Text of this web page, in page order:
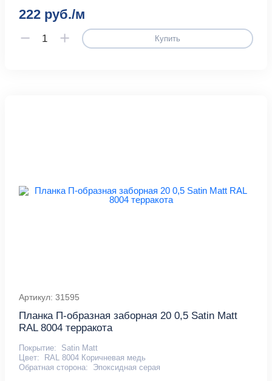
222 руб./м
Купить
Артикул: 31595
Планка П-образная заборная 20 0,5 Satin Мatt
RAL 8004 терракота
Покрытие:
Satin Matt
Цвет:
RAL 8004 Коричневая медь
Обратная сторона:
Эпоксидная серая